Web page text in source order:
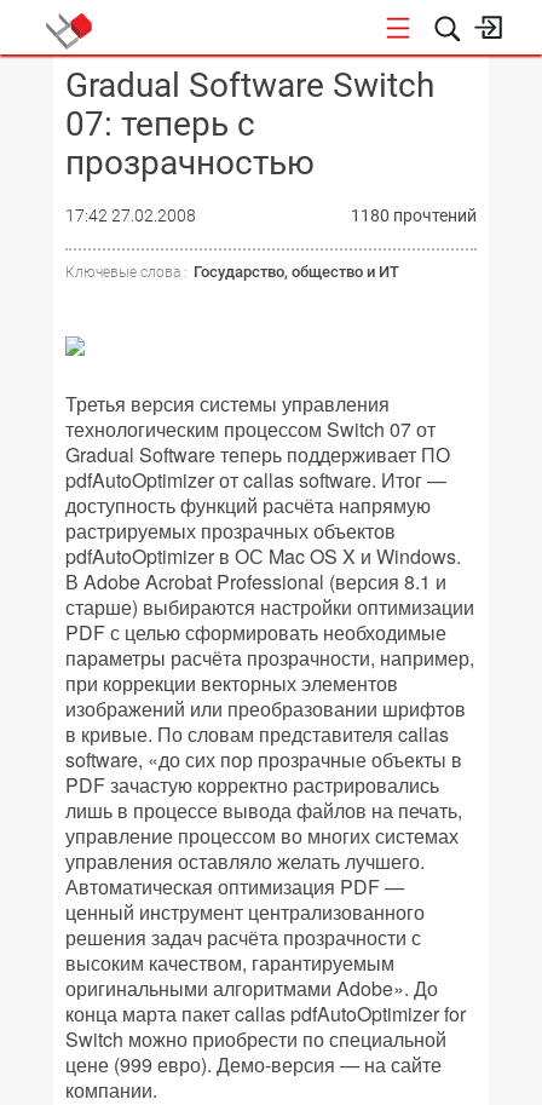
КОНФЕРЕНЦИИ
Gradual Software Switch
07: теперь с
прозрачностью
17:42 27.02.2008 1180 прочтений
Ключевые слова : Государство, общество и ИТ
Третья версия системы управления
технологическим процессом Switch 07 от
Gradual Software теперь поддерживает ПО
pdfAutoOptimizer от callas software. Итог —
доступность функций расчёта напрямую
растрируемых прозрачных объектов
pdfAutoOptimizer в ОС Mac OS X и Windows.
В Adobe Acrobat Professional (версия 8.1 и
старше) выбираются настройки оптимизации
PDF с целью сформировать необходимые
параметры расчёта прозрачности, например,
при коррекции векторных элементов
изображений или преобразовании шрифтов
в кривые. По словам представителя callas
software, «до сих пор прозрачные объекты в
PDF зачастую корректно растрировались
лишь в процессе вывода файлов на печать,
управление процессом во многих системах
управления оставляло желать лучшего.
Автоматическая оптимизация PDF —
ценный инструмент централизованного
решения задач расчёта прозрачности с
высоким качеством, гарантируемым
оригинальными алгоритмами Adobe». До
конца марта пакет callas pdfAutoOptimizer for
Switch можно приобрести по специальной
цене (999 евро). Демо-версия — на сайте
компании.